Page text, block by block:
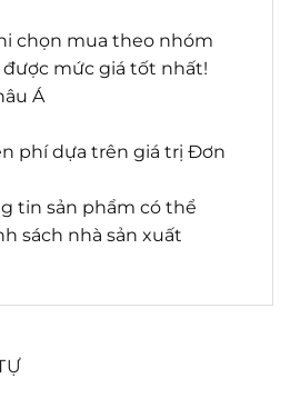
chọn mua theo nhóm
được mức giá tốt nhất!
Á
phí dựa trên giá trị Đơn
tin sản phẩm có thể
sách nhà sản xuất